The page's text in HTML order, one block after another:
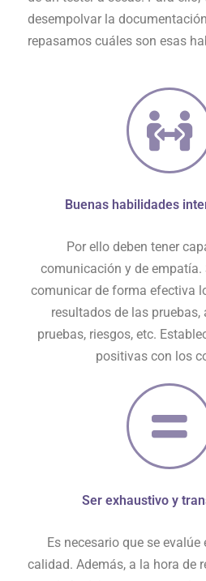
desempolvar la
repasamos cuáles son esas
Buenas habilidades
Por ello deben tener
comunicación y de empatía.
comunicar de forma efectiva
resultados de las pruebas,
pruebas, riesgos, etc.
positivas con los
Ser exhaustivo y
Es necesario que se
calidad. Además, a la hora de